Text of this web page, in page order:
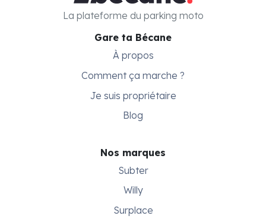
Gare ta Bécane
À propos
Comment ça marche ?
Je suis propriétaire
Blog
Nos marques
Subter
Willy
Surplace
La plateforme du parking moto